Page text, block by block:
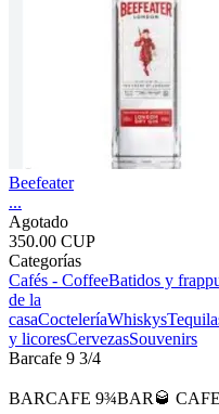
Beefeater
...
Agotado
350.00 CUP
Categorías
Cafés - CoffeeBatidos y
de la
casaCocteleríaWhiskys
y licoresCervezasSouvenirs
Barcafe 9 3/4
BARCAFE 9¾BAR🥃